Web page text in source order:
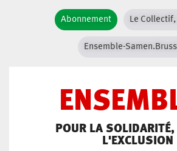
Abonnement Le
Ensemble-
POUR LA SOLIDARITÉ,
L'EXCLUSION